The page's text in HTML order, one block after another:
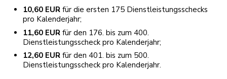
10,60 EUR für die ersten 175 Dienstleistungsschecks
pro Kalenderjahr;
11,60 EUR für den 176. bis zum 400.
Dienstleistungsscheck pro Kalenderjahr;
12,60 EUR für den 401. bis zum 500.
Dienstleistungsscheck pro Kalenderjahr.